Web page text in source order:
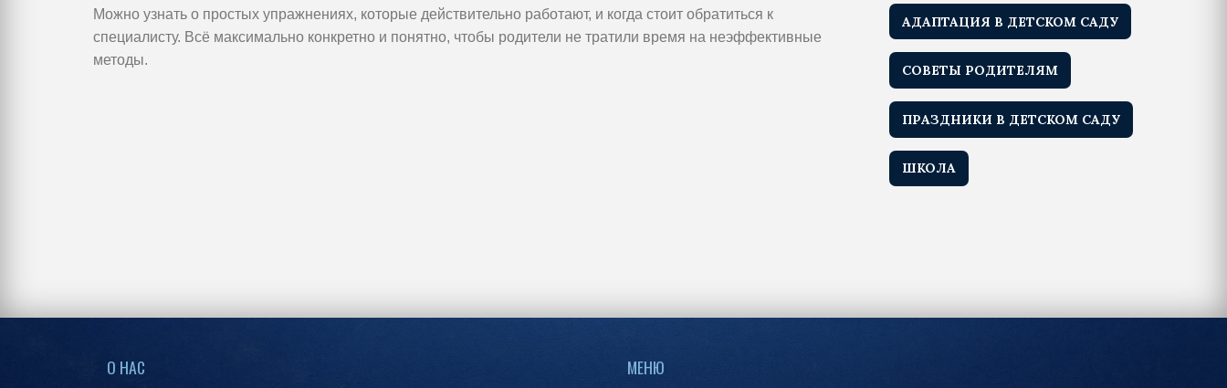
Можно узнать о простых упражнениях, которые действительно работают, и когда стоит обратиться к
специалисту. Всё максимально конкретно и понятно, чтобы родители не тратили время на неэффективные
методы.
АДАПТАЦИЯ В ДЕТСКОМ САДУ
СОВЕТЫ РОДИТЕЛЯМ
ПРАЗДНИКИ В ДЕТСКОМ САДУ
ШКОЛА
О НАС МЕНЮ